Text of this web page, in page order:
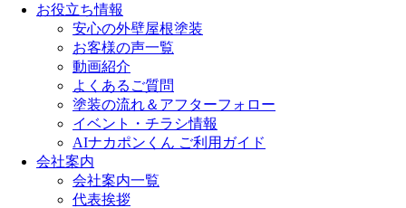
お役立ち情報
安心の外壁屋根塗装
お客様の声一覧
動画紹介
よくあるご質問
塗装の流れ＆アフターフォロー
イベント・チラシ情報
AIナカポンくん ご利用ガイド
会社案内
会社案内一覧
代表挨拶